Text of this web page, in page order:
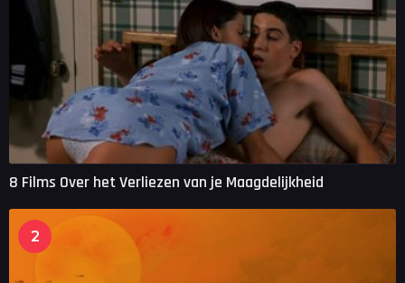
8 Films Over het Verliezen van je Maagdelijkheid
2